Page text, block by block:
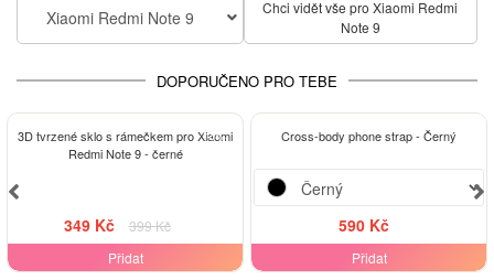
Xiaomi Redmi Note 9
Chci vidět vše pro Xiaomi Redmi
Note 9
DOPORUČENO PRO TEBE
-13%
3D tvrzené sklo s rámečkem pro Xiaomi
Redmi Note 9 - černé
349 Kč
399 Kč
Přidat
Cross-body phone strap - Černý
590 Kč
Přidat